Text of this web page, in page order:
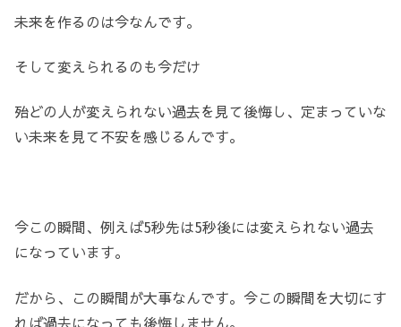
未来を作るのは今なんです。
そして変えられるのも今だけ
殆どの人が変えられない過去を見て後悔し、定まっていな
い未来を見て不安を感じるんです。
今この瞬間、例えば5秒先は5秒後には変えられない過去
になっています。
だから、この瞬間が大事なんです。今この瞬間を大切にす
れば過去になっても後悔しません。